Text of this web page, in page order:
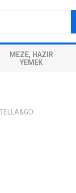
MEZE, HAZIR
YEMEK